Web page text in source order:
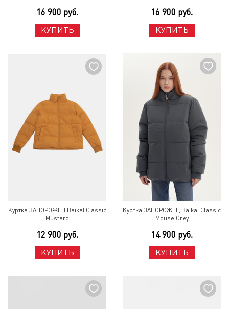
16 900 руб.
КУПИТЬ
16 900 руб.
КУПИТЬ
Куртка ЗАПОРОЖЕЦ Baikal Classic
Mustard
12 900 руб.
КУПИТЬ
Куртка ЗАПОРОЖЕЦ Baikal Classic
Mouse Grey
14 900 руб.
КУПИТЬ